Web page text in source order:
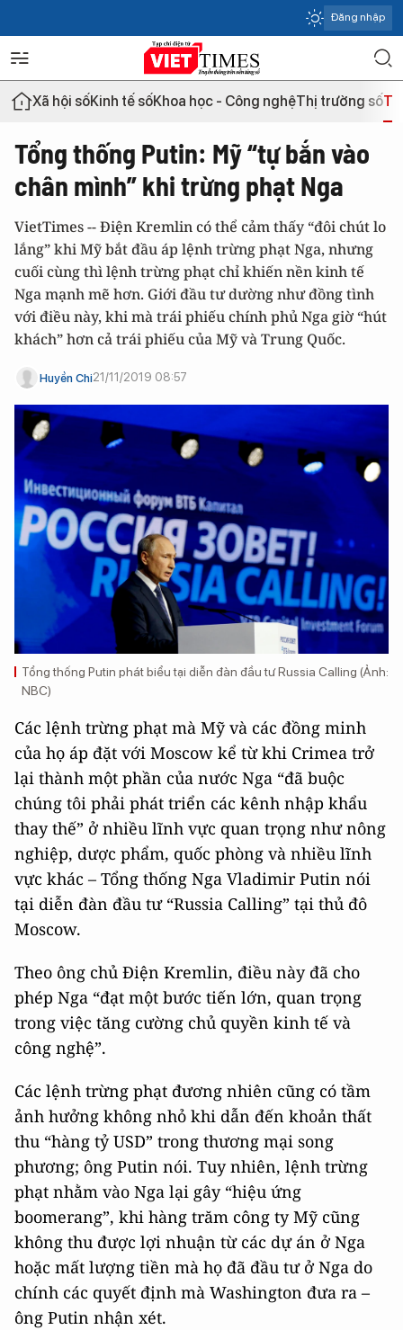
Đăng nhập
Xã hội sốKinh tế sốKhoa học - Công nghệThị trường số
Tổng thống Putin: Mỹ “tự bắn vào
chân mình” khi trừng phạt Nga
VietTimes -- Điện Kremlin có thể cảm thấy “đôi chút lo
lắng” khi Mỹ bắt đầu áp lệnh trừng phạt Nga, nhưng
cuối cùng thì lệnh trừng phạt chỉ khiến nền kinh tế
Nga mạnh mẽ hơn. Giới đầu tư dường như đồng tình
với điều này, khi mà trái phiếu chính phủ Nga giờ “hút
khách” hơn cả trái phiếu của Mỹ và Trung Quốc.
Huyền Chi21/11/2019 08:57
Tổng thống Putin phát biểu tại diễn đàn đầu tư Russia Calling (Ảnh:
NBC)
Các lệnh trừng phạt mà Mỹ và các đồng minh
của họ áp đặt với Moscow kể từ khi Crimea trở
lại thành một phần của nước Nga “đã buộc
chúng tôi phải phát triển các kênh nhập khẩu
thay thế” ở nhiều lĩnh vực quan trọng như nông
nghiệp, dược phẩm, quốc phòng và nhiều lĩnh
vực khác – Tổng thống Nga Vladimir Putin nói
tại diễn đàn đầu tư “Russia Calling” tại thủ đô
Moscow.
Theo ông chủ Điện Kremlin, điều này đã cho
phép Nga “đạt một bước tiến lớn, quan trọng
trong việc tăng cường chủ quyền kinh tế và
công nghệ”.
Các lệnh trừng phạt đương nhiên cũng có tầm
ảnh hưởng không nhỏ khi dẫn đến khoản thất
thu “hàng tỷ USD” trong thương mại song
phương; ông Putin nói. Tuy nhiên, lệnh trừng
phạt nhằm vào Nga lại gây “hiệu ứng
boomerang”, khi hàng trăm công ty Mỹ cũng
không thu được lợi nhuận từ các dự án ở Nga
hoặc mất lượng tiền mà họ đã đầu tư ở Nga do
chính các quyết định mà Washington đưa ra –
ông Putin nhận xét.